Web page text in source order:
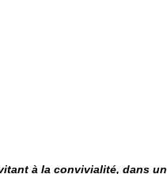
à la convivialité, dans un